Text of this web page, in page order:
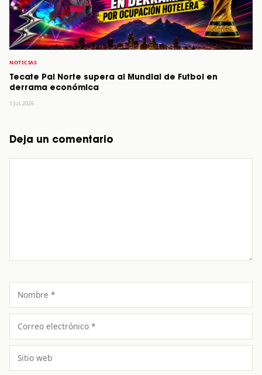
NOTICIAS
Tecate Pal Norte supera al Mundial de Futbol en
derrama económica
1 Jul, 2026
Deja un comentario
Comentario
Nombre
Correo
electrónico
Sitio
web